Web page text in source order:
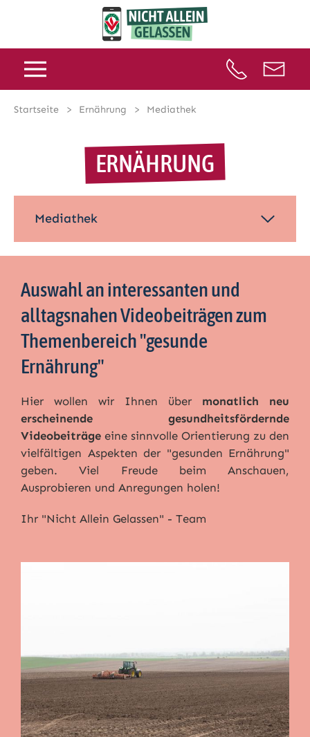
Startseite Ernährung Mediathek
ERNÄHRUNG
Mediathek
Auswahl an interessanten und
alltagsnahen Videobeiträgen zum
Themenbereich "gesunde
Ernährung"
Hier wollen wir Ihnen über monatlich neu
erscheinende gesundheitsfördernde
Videobeiträge eine sinnvolle Orientierung zu den
vielfältigen Aspekten der "gesunden Ernährung"
geben. Viel Freude beim Anschauen,
Ausprobieren und Anregungen holen!
Ihr "Nicht Allein Gelassen" - Team